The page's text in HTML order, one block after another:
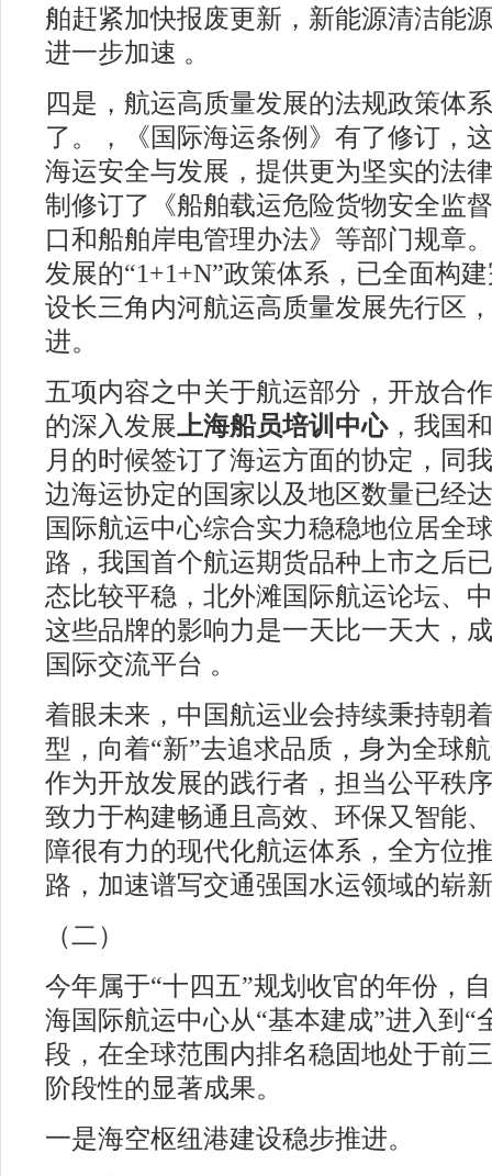
舶赶紧加快报废更新，新能源清洁能
进一步加速 。
四是，航运高质量发展的法规政策体
了。，《国际海运条例》有了修订，
海运安全与发展，提供更为坚实的法
制修订了《船舶载运危险货物安全监
口和船舶岸电管理办法》等部门规章
发展的“1+1+N”政策体系，已全面构
设长三角内河航运高质量发展先行区
进。
五项内容之中关于航运部分，开放合
的深入发展上海船员培训中心，我国
月的时候签订了海运方面的协定，同
边海运协定的国家以及地区数量已经
国际航运中心综合实力稳稳地位居全
路 ，我国首个航运期货品种上市之后
态比较平稳，北外滩国际航运论坛、
这些品牌的影响力是一天比一天大，
国际交流平台 。
着眼未来，中国航运业会持续秉持朝
型，向着“新”去追求品质，身为全球
作为开放发展的践行者，担当公平秩
致力于构建畅通且高效、环保又智能
障很有力的现代化航运体系，全方位
路，加速谱写交通强国水运领域的崭
（二）
今年属于“十四五”规划收官的年份，
海国际航运中心从“基本建成”进入到“
段，在全球范围内排名稳固地处于前
阶段性的显著成果。
一是海空枢纽港建设稳步推进。